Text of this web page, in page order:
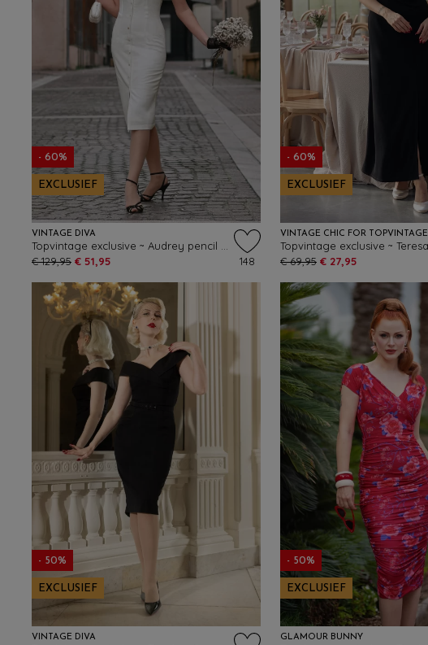
- 60%
EXCLUSIEF
VINTAGE DIVA
€ 129,95 € 51,95 148
- 60%
EXCLUSIEF
VINTAGE CHIC FOR TOPVINTAGE
€ 69,95 € 27,95
- 50%
EXCLUSIEF
VINTAGE DIVA
- 50%
EXCLUSIEF
GLAMOUR BUNNY